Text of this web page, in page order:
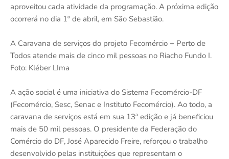
aproveitou cada atividade da programação. A próxima edição
ocorrerá no dia 1º de abril, em São Sebastião.
A Caravana de serviços do projeto Fecomércio + Perto de
Todos atende mais de cinco mil pessoas no Riacho Fundo I.
Foto: Kléber LIma
A ação social é uma iniciativa do Sistema Fecomércio-DF
(Fecomércio, Sesc, Senac e Instituto Fecomércio). Ao todo, a
caravana de serviços está em sua 13ª edição e já beneficiou
mais de 50 mil pessoas. O presidente da Federação do
Comércio do DF, José Aparecido Freire, reforçou o trabalho
desenvolvido pelas instituições que representam o